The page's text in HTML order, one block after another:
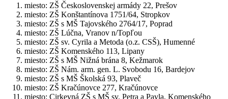
miesto: ZŠ Československej armády 22, Prešov
miesto: ZŠ Konštantínova 1751/64, Stropkov
miesto: ZŠ s MŠ Tajovského 2764/17, Poprad
miesto: ZŠ Lúčna, Vranov n/Topľou
miesto: ZŠ sv. Cyrila a Metoda (o.z. CSŠ), Humenné
miesto: ZŠ Komenského 113, Lipany
miesto: ZŠ s MŠ Nižná brána 8, Kežmarok
miesto: ZŠ Nám. arm. gen. L. Svobodu 16, Bardejov
miesto: ZŠ s MŠ Školská 93, Plaveč
miesto: ZŠ Kračúnovce 277, Kračúnovce
miesto: Cirkevná ZŠ s MŠ sv. Petra a Pavla, Komenského